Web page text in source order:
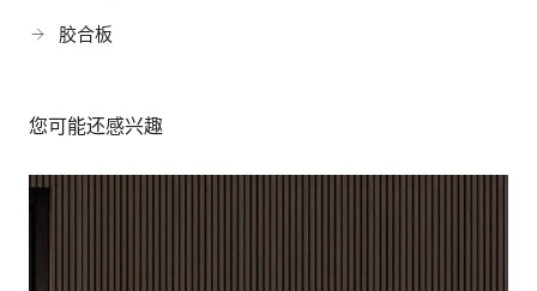
胶合板
您可能还感兴趣